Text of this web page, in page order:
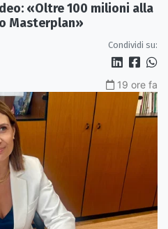
«Oltre 100 milioni alla
Masterplan»
Condividi su:
19 ore fa